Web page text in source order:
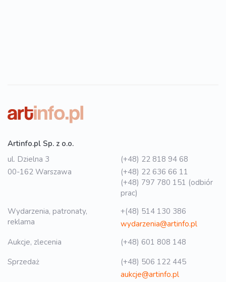
Artinfo.pl Sp. z o.o.
ul. Dzielna 3
00-162 Warszawa
(+48) 22 818 94 68
(+48) 22 636 66 11
(+48) 797 780 151 (odbiór
prac)
Wydarzenia, patronaty,
reklama
+(48) 514 130 386
wydarzenia@artinfo.pl
Aukcje, zlecenia
(+48) 601 808 148
Sprzedaż
(+48) 506 122 445
aukcje@artinfo.pl